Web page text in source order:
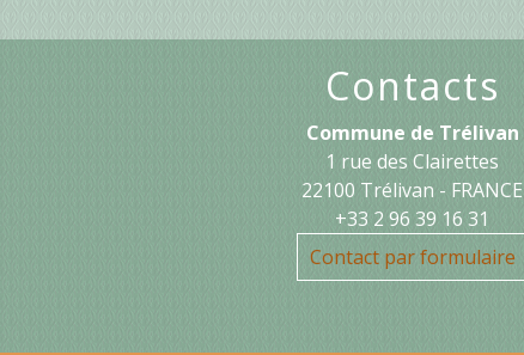
Contacts
Commune de Trélivan
1 rue des Clairettes
22100 Trélivan - FRANCE
+33 2 96 39 16 31
Contact par formulaire